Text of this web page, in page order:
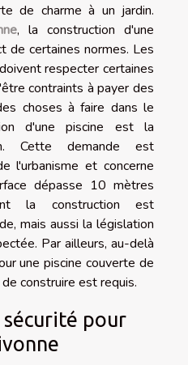
de charme à un jardin.
, la construction d'une
de certaines normes. Les
respecter certaines
contraints à payer des
choses à faire dans le
d'une piscine est la
Cette demande est
l'urbanisme et concerne
dépasse 10 mètres
la construction est
mais aussi la législation
Par ailleurs, au-delà
une piscine couverte de
construire est requis.
sécurité pour